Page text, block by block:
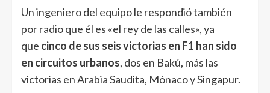
Un ingeniero del equipo le respondió también
por radio que él es «el rey de las calles», ya
que cinco de sus seis victorias en F1 han sido
en circuitos urbanos, dos en Bakú, más las
victorias en Arabia Saudita, Mónaco y Singapur.